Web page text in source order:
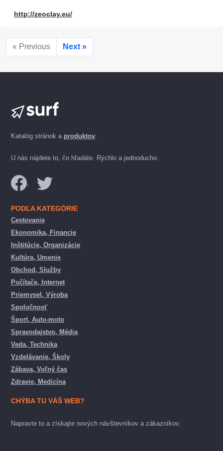
http://zeoclay.eu/
« Previous Next »
Katalóg stránok a produktov.
U nás nájdete to, čo hľadáte. Rýchlo a jednoducho.
PODĽA KATEGÓRIE
Cestovanie
Ekonomika, Financie
Inštitúcie, Organizácie
Kultúra, Umenie
Obchod, Služby
Počítače, Internet
Priemysel, Výroba
Spoločnosť
Šport, Auto-moto
Spravodajstvo, Média
Veda, Technika
Vzdelávanie, Školy
Zábava, Voľný čas
Zdravie, Medicína
CHÝBA TU VÁŠ WEB?
Napravte to a získajte nových návštevníkov a zákazníkov.